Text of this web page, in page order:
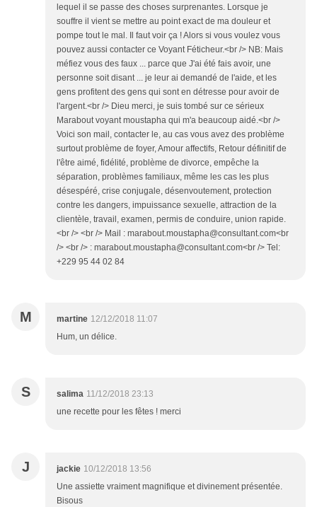
lequel il se passe des choses surprenantes. Lorsque je
souffre il vient se mettre au point exact de ma douleur et
pompe tout le mal. Il faut voir ça ! Alors si vous voulez vous
pouvez aussi contacter ce Voyant Féticheur.<br /> NB: Mais
méfiez vous des faux ... parce que J'ai été fais avoir, une
personne soit disant ... je leur ai demandé de l'aide, et les
gens profitent des gens qui sont en détresse pour avoir de
l'argent.<br /> Dieu merci, je suis tombé sur ce sérieux
Marabout voyant moustapha qui m'a beaucoup aidé.<br />
Voici son mail, contacter le, au cas vous avez des problème
surtout problème de foyer, Amour affectifs, Retour définitif de
l'être aimé, fidélité, problème de divorce, empêche la
séparation, problèmes familiaux, même les cas les plus
désespéré, crise conjugale, désenvoutement, protection
contre les dangers, impuissance sexuelle, attraction de la
clientèle, travail, examen, permis de conduire, union rapide.
<br /> <br /> Mail : marabout.moustapha@consultant.com<br
/> <br /> : marabout.moustapha@consultant.com<br /> Tel:
+229 95 44 02 84
M martine 12/12/2018 11:07
Hum, un délice.
S salima 11/12/2018 23:13
une recette pour les fêtes ! merci
J jackie 10/12/2018 13:56
Une assiette vraiment magnifique et divinement présentée.
Bisous